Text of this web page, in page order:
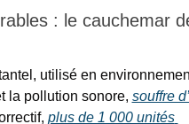
: le cauchemar
utilisé en
la pollution sonore, souffre
plus de 1 000 unités